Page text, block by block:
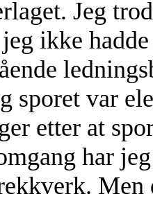
Jeg
ikke
sporet var
etter at
har